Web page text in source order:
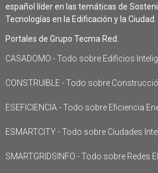
español líder en las temáticas de
Tecnologías en la Edificación y la Ciudad.
Portales de Grupo Tecma Red:
CASADOMO - Todo sobre Edificios
CONSTRUIBLE - Todo sobre
ESEFICIENCIA - Todo sobre Eficiencia
ESMARTCITY - Todo sobre Ciudades
SMARTGRIDSINFO - Todo sobre Redes